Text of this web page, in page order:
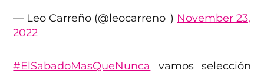
— Leo Carreño (@leocarreno_) November 23,
2022
#ElSabadoMasQueNunca
vamos selección